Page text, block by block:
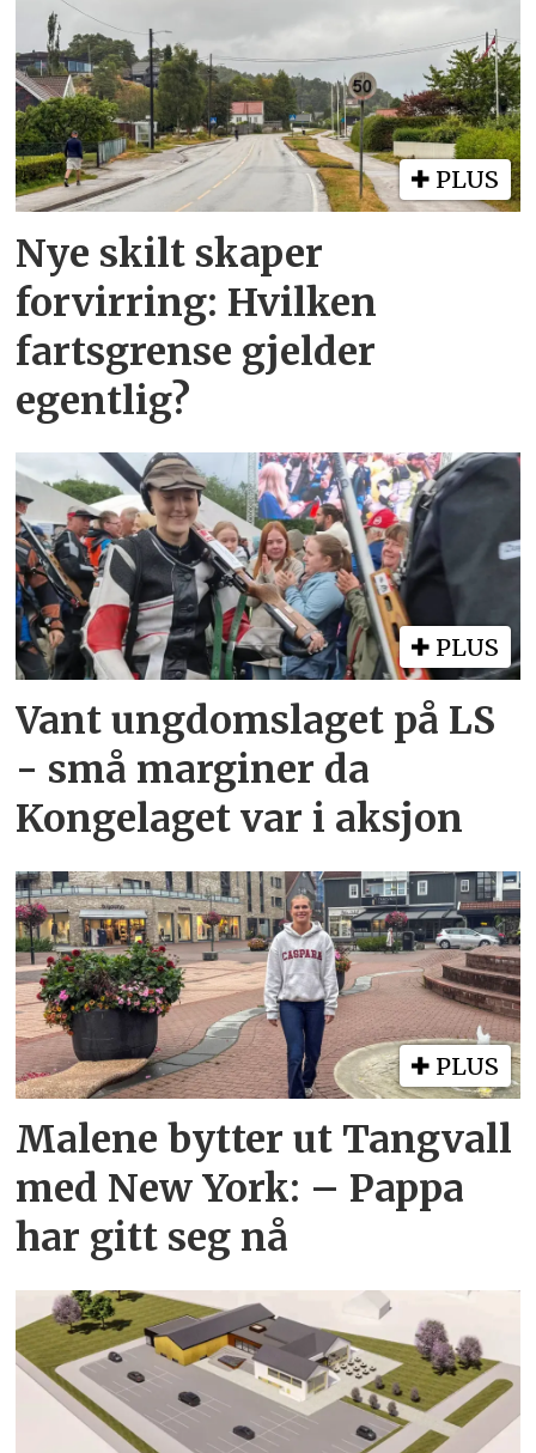
PLUS
Nye skilt skaper
forvirring: Hvilken
fartsgrense gjelder
egentlig?
PLUS
Vant ungdomslaget på LS
- små marginer da
Kongelaget var i aksjon
PLUS
Malene bytter ut Tangvall
med New York: – Pappa
har gitt seg nå